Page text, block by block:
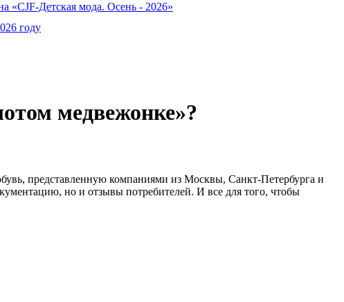
«CJF-Детская мода. Осень - 2026»
году
медвежонке»?
представленную компаниями из Москвы, Санкт-Петербурга и
но и отзывы потребителей. И все для того, чтобы